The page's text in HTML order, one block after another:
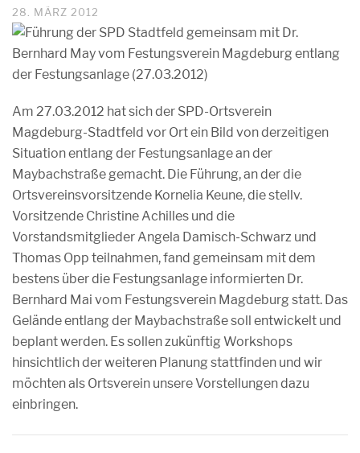
28. MÄRZ 2012
Am 27.03.2012 hat sich der SPD-Ortsverein
Magdeburg-Stadtfeld vor Ort ein Bild von derzeitigen
Situation entlang der Festungsanlage an der
Maybachstraße gemacht. Die Führung, an der die
Ortsvereinsvorsitzende Kornelia Keune, die stellv.
Vorsitzende Christine Achilles und die
Vorstandsmitglieder Angela Damisch-Schwarz und
Thomas Opp teilnahmen, fand gemeinsam mit dem
bestens über die Festungsanlage informierten Dr.
Bernhard Mai vom Festungsverein Magdeburg statt. Das
Gelände entlang der Maybachstraße soll entwickelt und
beplant werden. Es sollen zukünftig Workshops
hinsichtlich der weiteren Planung stattfinden und wir
möchten als Ortsverein unsere Vorstellungen dazu
einbringen.